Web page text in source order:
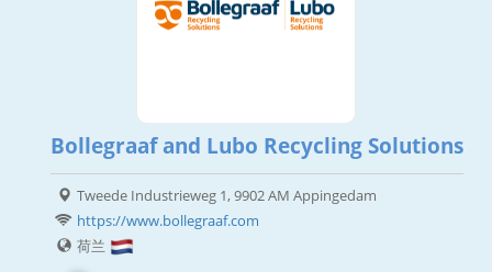
Bollegraaf and Lubo Recycling Solutions
Tweede Industrieweg 1, 9902 AM Appingedam
https://www.bollegraaf.com
荷兰